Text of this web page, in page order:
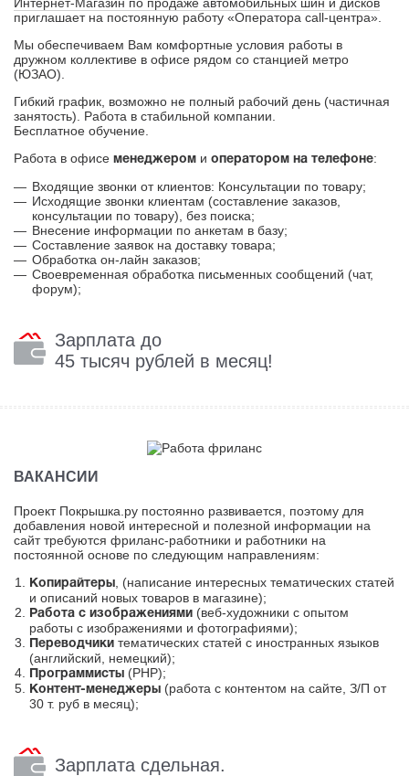
приглашает на постоянную работу «Оператора call-центра».
Мы обеспечиваем Вам комфортные условия работы в
дружном коллективе в офисе рядом со станцией метро
(ЮЗАО).
Гибкий график, возможно не полный рабочий день (частичная
занятость). Работа в стабильной компании.
Бесплатное обучение.
Работа в офисе менеджером и оператором на телефоне:
Входящие звонки от клиентов: Консультации по товару;
Исходящие звонки клиентам (составление заказов,
консультации по товару), без поиска;
Внесение информации по анкетам в базу;
Составление заявок на доставку товара;
Обработка он-лайн заказов;
Своевременная обработка письменных сообщений (чат,
форум);
Зарплата до
45 тысяч рублей в месяц!
ВАКАНСИИ
Проект Покрышка.ру постоянно развивается, поэтому для
добавления новой интересной и полезной информации на
сайт требуются фриланс-работники и работники на
постоянной основе по следующим направлениям:
Копирайтеры
, (написание интересных тематических статей
и описаний новых товаров в магазине);
Работа с изображениями (веб-художники с опытом
работы с изображениями и фотографиями);
Переводчики тематических статей с иностранных языков
(английский, немецкий);
Программисты (PHP);
Контент-менеджеры (работа с контентом на сайте, З/П от
30 т. руб в месяц);
Зарплата сдельная.